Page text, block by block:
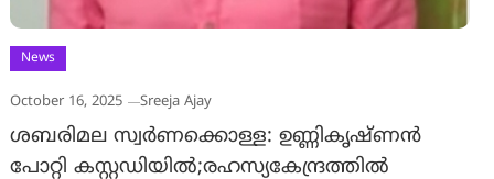
News
October 16, 2025 Sreeja Ajay
ശബരിമല സ്വര്‍ണക്കൊള്ള: ഉണ്ണികൃഷ്ണന്‍
പോറ്റി കസ്റ്റഡിയില്‍;രഹസ്യകേന്ദ്രത്തിൽ